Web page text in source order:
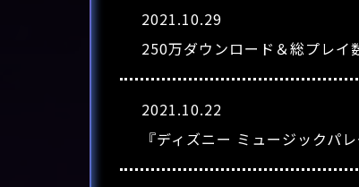
2021.10.29
250万ダウンロード＆総プレイ
2021.10.22
『ディズニー ミュージックパ